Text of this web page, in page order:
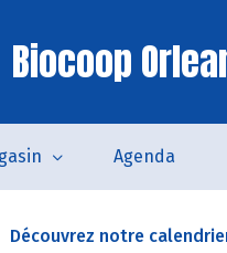
Biocoop
Agenda
Découvrez notre